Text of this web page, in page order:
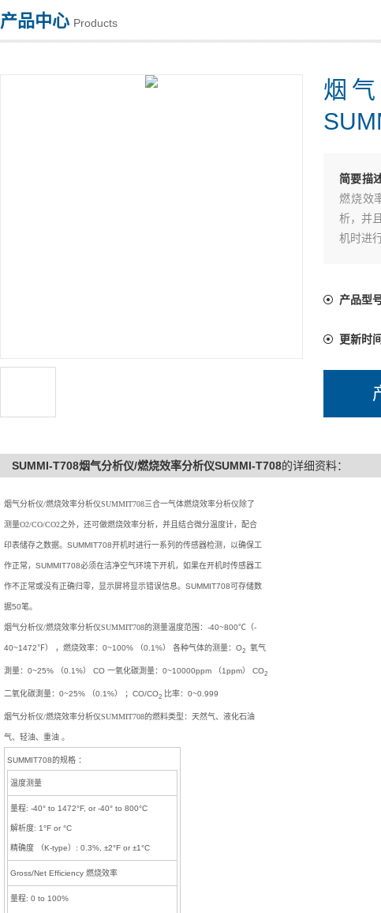
产品中心 Products
烟
简要描
燃烧效
析，并
机时进
笔。
产品型号
更新时间
SUMMI-T708烟气分析仪/燃烧效率分析仪SUMMI-T708的详细资料：
烟气分析仪/燃烧效率分析仪SUMMIT708三合一气体燃烧效率分析仪除了
测量O2/CO/CO2之外，还可做燃烧效率分析，并且结合微分温度计，配合
印表储存之数据。 SUMMIT708开机时进行一系列的传感器检测，以确保工
作正常，SUMMIT708必须在洁净空气环境下开机，如果在开机时传感器工
作不正常或没有正确归零，显示屏将显示错误信息。SUMMIT708可存储数
据50笔。
烟气分析仪/燃烧效率分析仪SUMMIT708的测量温度范围：-40~800℃（-
40~1472℉） ，燃烧效率：0~100% （0.1%） 各种气体的测量：O2氧气
測量：0~25% （0.1%） CO 一氧化碳測量：0~10000ppm （1ppm） CO2
二氧化碳測量：0~25% （0.1%） ；CO/CO2比率：0~0.999
烟气分析仪/燃烧效率分析仪SUMMIT708的燃料类型：天然气、液化石油
气、轻油、重油 。
SUMMIT708的规格 ：
温度测量
量程: -40° to 1472°F, or -40° to 800°C
解析度: 1°F or °C
精确度 （K-type）: 0.3%, ±2°F or ±1°C
Gross/Net Efficiency 燃烧效率
量程: 0 to 100%